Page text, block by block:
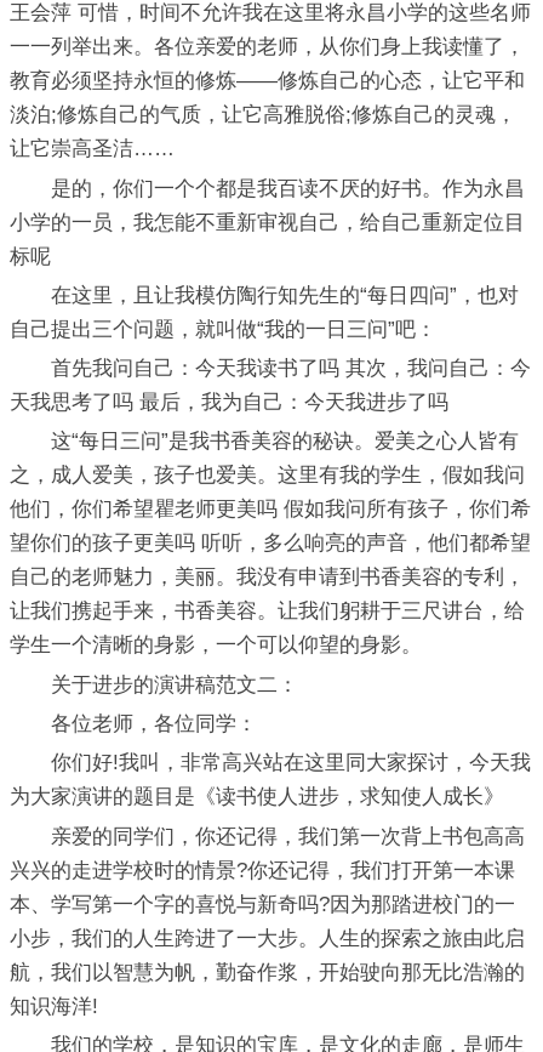
王会萍 可惜，时间不允许我在这里将永昌小学的这些名师
一一列举出来。各位亲爱的老师，从你们身上我读懂了，
教育必须坚持永恒的修炼——修炼自己的心态，让它平和
淡泊;修炼自己的气质，让它高雅脱俗;修炼自己的灵魂，
让它崇高圣洁……
是的，你们一个个都是我百读不厌的好书。作为永昌
小学的一员，我怎能不重新审视自己，给自己重新定位目
标呢
在这里，且让我模仿陶行知先生的“每日四问”，也对
自己提出三个问题，就叫做“我的一日三问”吧：
首先我问自己：今天我读书了吗 其次，我问自己：今
天我思考了吗 最后，我为自己：今天我进步了吗
这“每日三问”是我书香美容的秘诀。爱美之心人皆有
之，成人爱美，孩子也爱美。这里有我的学生，假如我问
他们，你们希望瞿老师更美吗 假如我问所有孩子，你们希
望你们的孩子更美吗 听听，多么响亮的声音，他们都希望
自己的老师魅力，美丽。我没有申请到书香美容的专利，
让我们携起手来，书香美容。让我们躬耕于三尺讲台，给
学生一个清晰的身影，一个可以仰望的身影。
关于进步的演讲稿范文二：
各位老师，各位同学：
你们好!我叫，非常高兴站在这里同大家探讨，今天我
为大家演讲的题目是《读书使人进步，求知使人成长》
亲爱的同学们，你还记得，我们第一次背上书包高高
兴兴的走进学校时的情景?你还记得，我们打开第一本课
本、学写第一个字的喜悦与新奇吗?因为那踏进校门的一
小步，我们的人生跨进了一大步。人生的探索之旅由此启
航，我们以智慧为帆，勤奋作浆，开始驶向那无比浩瀚的
知识海洋!
我们的学校，是知识的宝库，是文化的走廊，是师生